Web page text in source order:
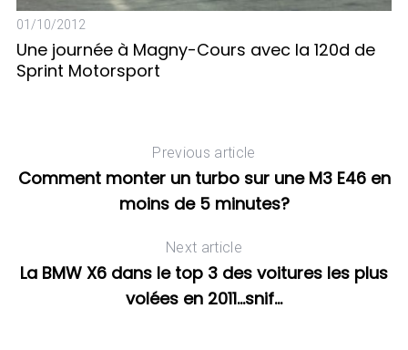
01/10/2012
Une journée à Magny-Cours avec la 120d de
Sprint Motorsport
Previous article
Comment monter un turbo sur une M3 E46 en
moins de 5 minutes?
Next article
La BMW X6 dans le top 3 des voitures les plus
volées en 2011…snif…
o
r
: